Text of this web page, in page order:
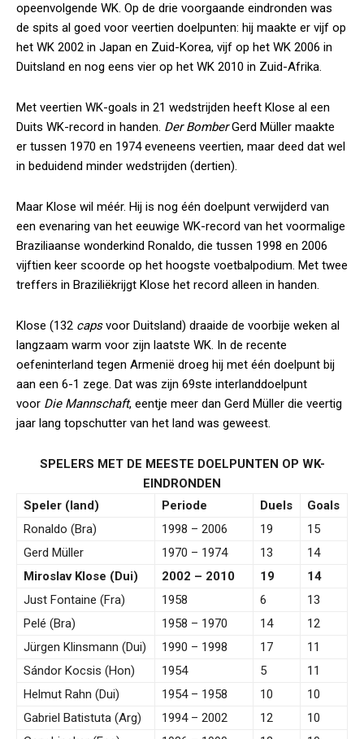
opeenvolgende WK. Op de drie voorgaande eindronden was
de spits al goed voor veertien doelpunten: hij maakte er vijf op
het WK 2002 in Japan en Zuid-Korea, vijf op het WK 2006 in
Duitsland en nog eens vier op het WK 2010 in Zuid-Afrika.
Met veertien WK-goals in 21 wedstrijden heeft Klose al een
Duits WK-record in handen. Der BomberGerd Müller maakte
er tussen 1970 en 1974 eveneens veertien, maar deed dat wel
in beduidend minder wedstrijden (dertien).
Maar Klose wil méér. Hij is nog één doelpunt verwijderd van
een evenaring van het eeuwige WK-record van het voormalige
Braziliaanse wonderkind Ronaldo, die tussen 1998 en 2006
vijftien keer scoorde op het hoogste voetbalpodium. Met twee
treffers in Braziliëkrijgt Klose het record alleen in handen.
Klose (132 capsvoor Duitsland) draaide de voorbije weken al
langzaam warm voor zijn laatste WK. In de recente
oefeninterland tegen Armenië droeg hij met één doelpunt bij
aan een 6-1 zege. Dat was zijn 69ste interlanddoelpunt
voor Die Mannschaft, eentje meer dan Gerd Müller die veertig
jaar lang topschutter van het land was geweest.
SPELERS MET DE MEESTE DOELPUNTEN OP WK-
EINDRONDEN
Speler (land)
Periode Duels
Goals
Ronaldo (Bra)
1998 – 2006 19
15
Gerd Müller
1970 – 1974 13
14
Miroslav Klose (Dui)
2002 – 2010 19
14
Just Fontaine (Fra)
1958 6
13
Pelé (Bra)
1958 – 1970 14
12
Jürgen Klinsmann (Dui)
1990 – 1998 17
11
Sándor Kocsis (Hon)
1954 5
11
Helmut Rahn (Dui)
1954 – 1958 10
10
Gabriel Batistuta (Arg)
1994 – 2002 12
10